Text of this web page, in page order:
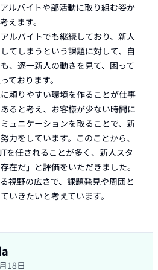
ルバイトや部活動に取り組む姿か
えます。
ルバイトでも継続しており、新人
てしまうという課題に対して、自
、逐一新人の動きを見て、困って
ております。
頼りやすい環境を作ることが仕事
ると考え、お客様が少ない時間に
ュニケーションを取ることで、新
力をしています。このことから、
を任されることが多く、新人スタ
在だ」と評価をいただきました。
視野の広さで、課題発見や周囲と
いきたいと考えています。
18日